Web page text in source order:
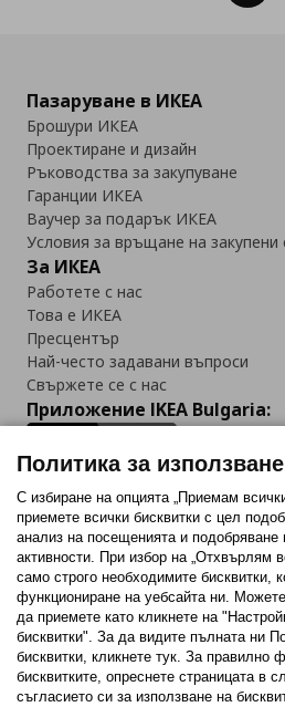
Пазаруване в ИКЕА
Брошури ИКЕА
Проектиране и дизайн
Ръководства за закупуване
Гаранции ИКЕА
Ваучер за подарък ИКЕА
Условия за връщане на закупени
За ИКЕА
Работете с нас
Това е ИКЕА
Пресцентър
Най-често задавани въпроси
Свържете се с нас
Приложение IKEA Bulgaria:
Последвайте ни:
FacebookTwitterYoutubePinterest
Политика за използване на
Политика за
С избиране на опцията „Приемам
приемете всички бисквитки с цел
анализ на посещенията и подобряване
активности. При избор на „Отхвърлям
само строго необходимитe бисквитки,
функциониране на уебсайта ни.
да приемете като кликнете на
бисквитки". За да видите пълната ни
бисквитки, кликнете тук. За правилно
бисквитките, опреснете страницата в
съгласието си за използване на